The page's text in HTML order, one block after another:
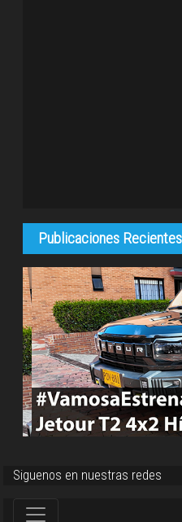
Publicaciones Recientes
Siguenos en nuestras redes